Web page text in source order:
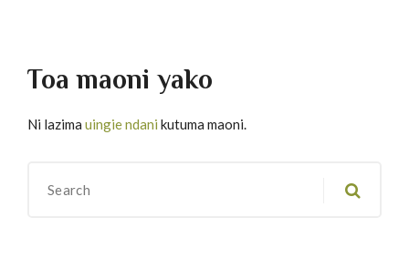
Toa maoni yako
Ni lazima uingie ndani kutuma maoni.